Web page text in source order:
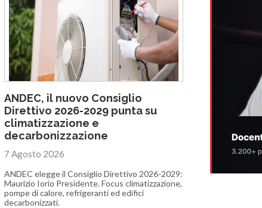
ANDEC, il nuovo Consiglio
Direttivo 2026-2029 punta su
climatizzazione e
decarbonizzazione
7 Agosto 2026
ANDEC elegge il Consiglio Direttivo 2026-2029:
Maurizio Iorio Presidente. Focus climatizzazione,
pompe di calore, refrigeranti ed edifici
decarbonizzati.